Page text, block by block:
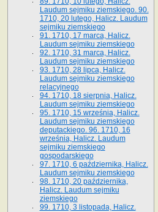
Laudum sejmiku ziemskiego. 90.
1710, 20 lutego, Halicz. Laudum
sejmiku ziemskiego
91. 1710, 17 marca, Halicz.
Laudum sejmiku ziemskiego
92. 1710, 31 marca, Halicz.
Laudum sejmiku ziemskiego
93. 1710, 28 lipca, Halicz.
Laudum sejmiku ziemskiego
relacyjnego
94. 1710, 18 sierpnia, Halicz.
Laudum sejmiku ziemskiego
95. 1710, 15 września, Halicz.
Laudum sejmiku ziemskiego
deputackiego. 96. 1710, 16
września, Halicz. Laudum
sejmiku ziemskiego
gospodarskiego
97. 1710, 6 października, Halicz.
Laudum sejmiku ziemskiego
98. 1710, 20 października,
Halicz. Laudum sejmiku
ziemskiego
99. 1710, 3 listopada, Halicz.